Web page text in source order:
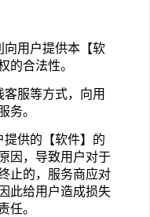
向用户提供本【软
的合法性。
服等方式，向用
务。
提供的【软件】的
因，导致用户对于
止的，服务商应对
此给用户造成损失
任。